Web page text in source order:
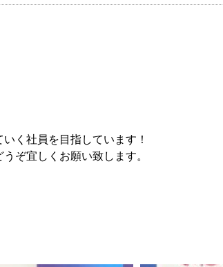
く社員を目指しています！
ぞ宜しくお願い致します。